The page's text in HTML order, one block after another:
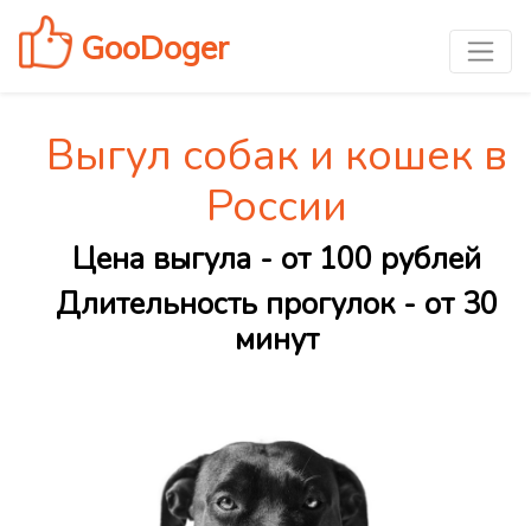
GooDoger
Выгул собак и кошек в
России
Цена выгула - от 100 рублей
Длительность прогулок - от 30
минут